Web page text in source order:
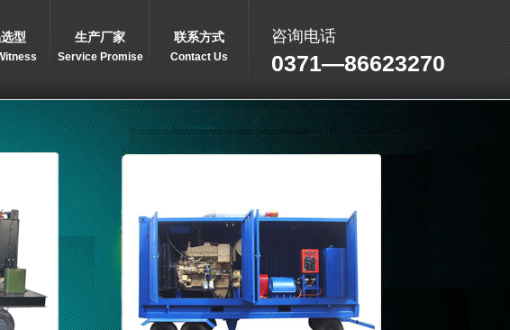
型 生产厂家
Service Promise
联系方式
Contact Us
咨询电话
0371—86623270